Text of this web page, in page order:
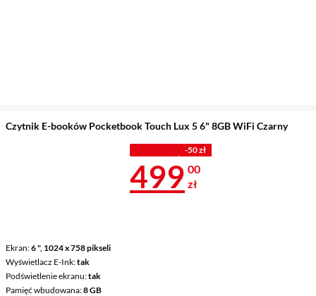
Czytnik E-booków Pocketbook Touch Lux 5 6" 8GB WiFi Czarny
Ekran 6 ", 1024 x 758 pikseli
Wyświetlacz E-Ink tak
Podświetlenie ekranu tak
Pamięć wbudowana 8 GB
-50 zł
Cena 499 zł
499 00
zł